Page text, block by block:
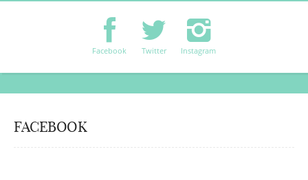
Facebook Twitter Instagram
FACEBOOK